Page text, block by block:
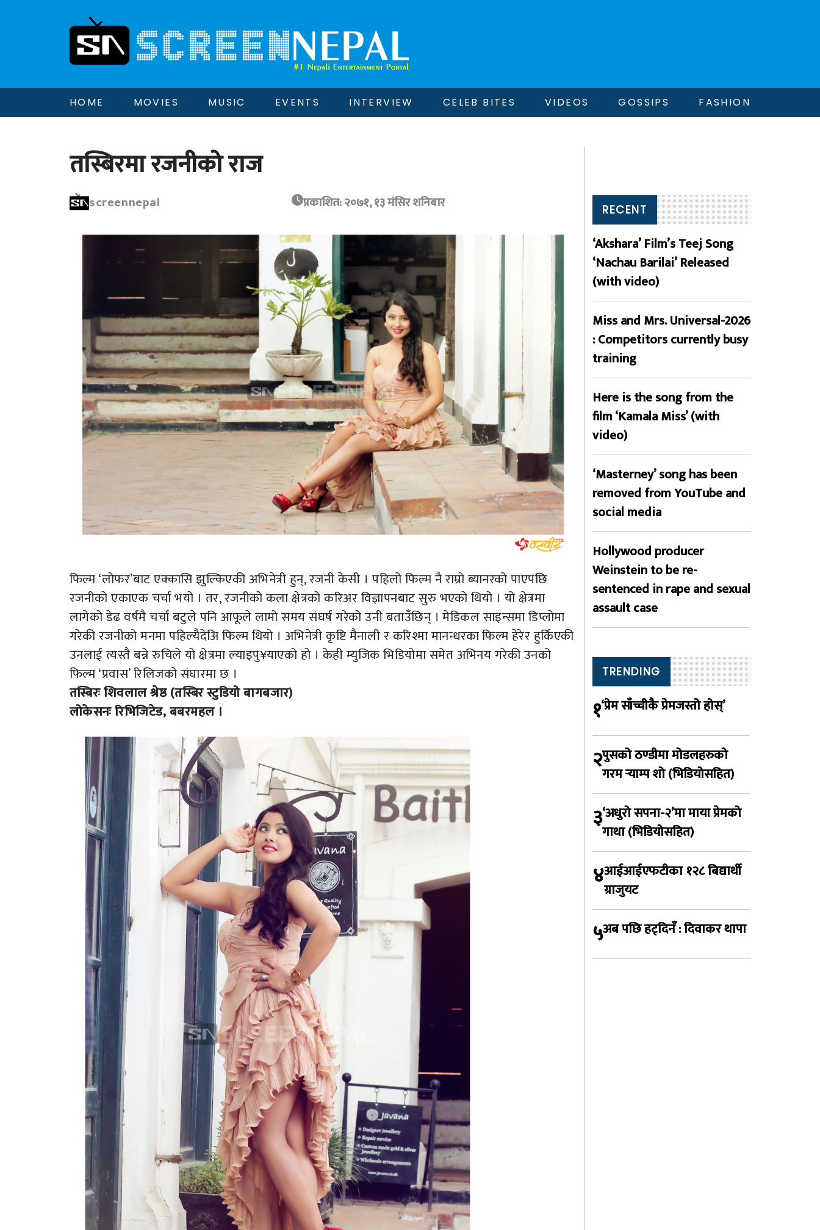
HOME MOVIES MUSIC EVENTS INTERVIEW CELEB BITES VIDEOS GOSSIPS FASHION
तस्बिरमा रजनीको राज
screennepal प्रकाशित: २०७१, १३ मंसिर शनिबार
फिल्म ‘लोफर’बाट एक्कासि झुल्किएकी अभिनेत्री हुन्, रजनी केसी । पहिलो फिल्म नै राम्रो ब्यानरको पाएपछि
रजनीको एकाएक चर्चा भयो । तर, रजनीको कला क्षेत्रको करिअर विज्ञापनबाट सुरु भएको थियो । यो क्षेत्रमा
लागेको डेढ वर्षमै चर्चा बटुले पनि आफूले लामो समय संघर्ष गरेको उनी बताउँछिन् । मेडिकल साइन्समा डिप्लोमा
गरेकी रजनीको मनमा पहिल्यैदेअि फिल्म थियो । अभिनेत्री कृष्टि मैनाली र करिश्मा मानन्धरका फिल्म हेरेर हुर्किएकी
उनलाई त्यस्तै बन्ने रुचिले यो क्षेत्रमा ल्याइपु¥याएको हो । केही म्युजिक भिडियोमा समेत अभिनय गरेकी उनको
फिल्म ‘प्रवास’ रिलिजको संघारमा छ ।
तस्बिरः शिवलाल श्रेष्ठ (तस्बिर स्टुडियो बागबजार)
लोकेसनः रिभिजिटेड, बबरमहल ।
RECENT
‘Akshara’ Film’s Teej Song
‘Nachau Barilai’ Released
(with video)
Miss and Mrs. Universal-2026
: Competitors currently busy
training
Here is the song from the
film ‘Kamala Miss’ (with
video)
‘Masterney’ song has been
removed from YouTube and
social media
Hollywood producer
Weinstein to be re-
sentenced in rape and sexual
assault case
TRENDING
१‘प्रेम साँच्चीकै प्रेमजस्तो होस्’
२पुसको ठण्डीमा मोडलहरुको
गरम र्‍याम्प शो (भिडियोसहित)
३‘अधुरो सपना-२’मा माया प्रेमको
गाथा (भिडियोसहित)
४आईआईएफटीका १२८ बिद्यार्थी
ग्राजुयट
५अब पछि हट्दिनँ : दिवाकर थापा